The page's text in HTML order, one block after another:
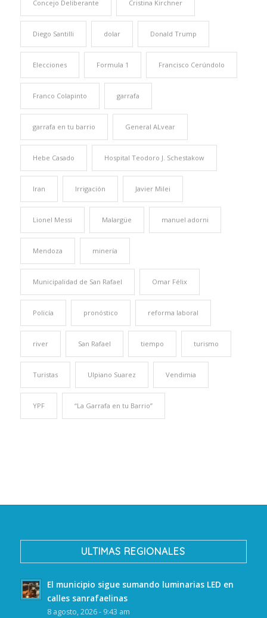
Concejo Deliberante Cristina Kirchner
Diego Santilli dolar Donald Trump
Elecciones Formula 1 Francisco Cerúndolo
Franco Colapinto garrafa
garrafa en tu barrio General ALvear
Hebe Casado Hospital Teodoro J. Schestakow
Iran Irrigación Javier Milei
Lionel Messi Malargüe manuel adorni
Mendoza minería
Municipalidad de San Rafael Omar Félix
Policía pronóstico reforma laboral
river San Rafael tiempo turismo
Turistas Ulpiano Suarez Vendimia
YPF “La Garrafa en tu Barrio”
ULTIMAS REGIONALES
El municipio sigue sumando luminarias LED en
calles sanrafaelinas
8 agosto, 2026 - 9:43 am